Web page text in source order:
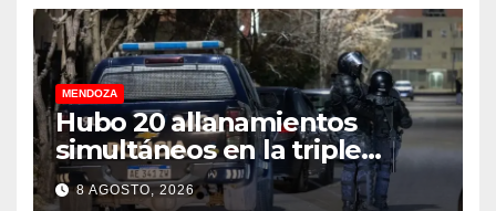
MENDOZA
Hubo 20 allanamientos
simultáneos en la triple
frontera de Luján, Maipú y
8 AGOSTO, 2026